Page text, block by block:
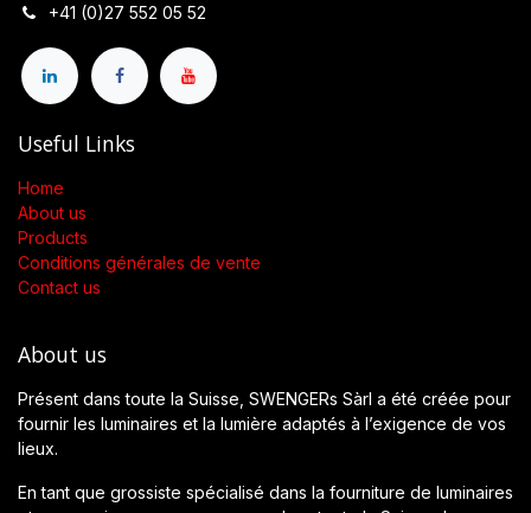
+41 (0)27 552 05 52
Useful Links
Home
About us
Products
Conditions générales de vente
Contact us
About us
Présent dans toute la Suisse, SWENGERs Sàrl a été créée pour
fournir les luminaires et la lumière adaptés à l’exigence de vos
lieux.
En tant que grossiste spécialisé dans la fourniture de luminaires